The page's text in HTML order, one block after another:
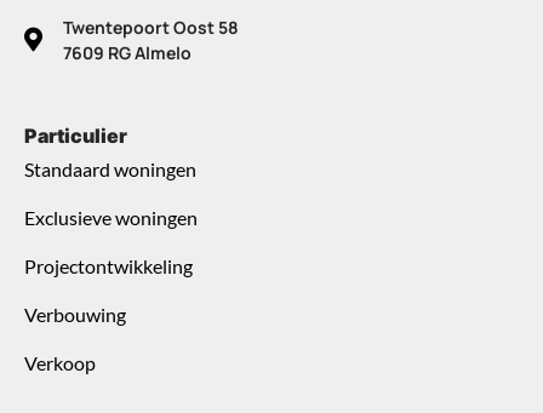
Twentepoort Oost 58
7609 RG Almelo
Particulier
Standaard woningen
Exclusieve woningen
Projectontwikkeling
Verbouwing
Verkoop